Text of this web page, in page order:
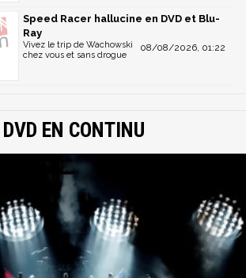
Speed Racer hallucine en DVD et Blu-
Ray
08/08/2026, 01:22
Vivez le trip de Wachowski
chez vous et sans drogue
EN CONTINU